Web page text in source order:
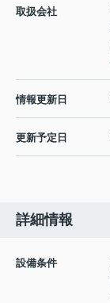
取扱会社
情報更新日
更新予定日
詳細情報
設備条件